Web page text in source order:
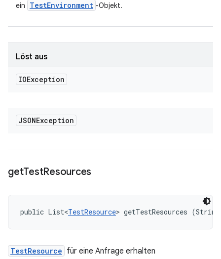
ein TestEnvironment -Objekt.
Löst aus
IOException
JSONException
getTestResources
public List<TestResource> getTestResources
TestResource für eine Anfrage erhalten